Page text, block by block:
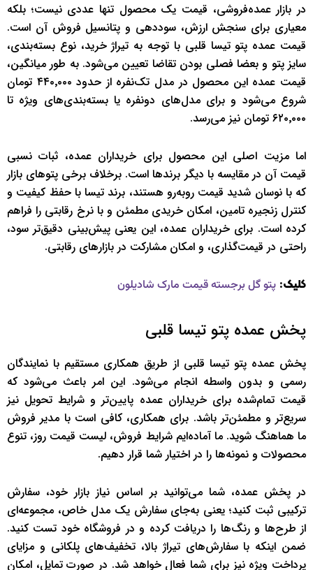
در بازار عمده‌فروشی، قیمت یک محصول تنها عددی نیست؛ بلکه
معیاری برای سنجش ارزش، سوددهی و پتانسیل فروش آن است.
قیمت عمده پتو تیسا قلبی با توجه به تیراژ خرید، نوع بسته‌بندی،
سایز پتو و بعضا فصلی بودن تقاضا تعیین می‌شود. به طور میانگین،
قیمت عمده این محصول در مدل تک‌نفره از حدود ۴۴۰٬۰۰۰ تومان
شروع می‌شود و برای مدل‌های دو‌نفره یا بسته‌بندی‌های ویژه تا
۶۲۰٬۰۰۰ تومان نیز می‌رسد.
اما مزیت اصلی این محصول برای خریداران عمده، ثبات نسبی
قیمت آن در مقایسه با دیگر برندها است. برخلاف برخی پتوهای بازار
که با نوسان شدید قیمت روبه‌رو هستند، برند تیسا با حفظ کیفیت و
کنترل زنجیره تامین، امکان خریدی مطمئن و با نرخ رقابتی را فراهم
کرده است. برای خریداران عمده، این یعنی پیش‌بینی دقیق‌تر سود،
راحتی در قیمت‌گذاری، و امکان مشارکت در بازارهای رقابتی.
کلیک: پتو گل برجسته قیمت مارک شادیلون
پخش عمده پتو تیسا قلبی
پخش عمده پتو تیسا قلبی از طریق همکاری مستقیم با نمایندگان
رسمی و بدون واسطه انجام می‌شود. این امر باعث می‌شود که
قیمت تمام‌شده برای خریداران عمده پایین‌تر و شرایط تحویل نیز
سریع‌تر و مطمئن‌تر باشد. برای همکاری، کافی است با مدیر فروش
ما هماهنگ شوید. ما آماده‌ایم شرایط فروش، لیست قیمت روز، تنوع
محصولات و نمونه‌ها را در اختیار شما قرار دهیم.
در پخش عمده، شما می‌توانید بر اساس نیاز بازار خود، سفارش
ترکیبی ثبت کنید؛ یعنی به‌جای سفارش یک مدل خاص، مجموعه‌ای
از طرح‌ها و رنگ‌ها را دریافت کرده و در فروشگاه خود تست کنید.
ضمن اینکه با سفارش‌های تیراژ بالا، تخفیف‌های پلکانی و مزایای
پرداخت ویژه نیز برای شما فعال خواهد شد. در صورت تمایل، امکان